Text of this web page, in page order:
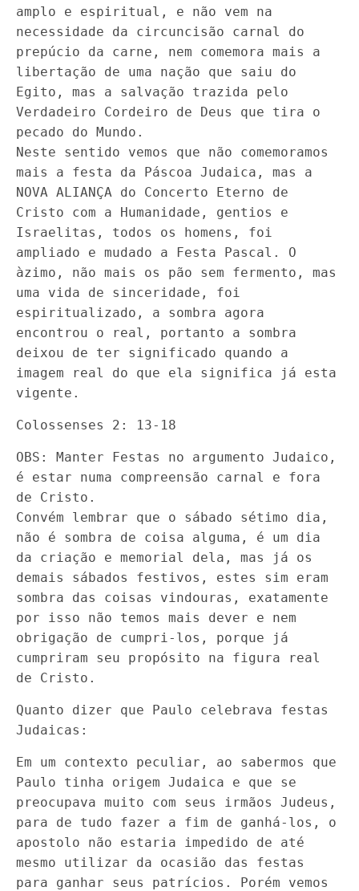
amplo e espiritual, e não vem na
necessidade da circuncisão carnal do
prepúcio da carne, nem comemora mais a
libertação de uma nação que saiu do
Egito, mas a salvação trazida pelo
Verdadeiro Cordeiro de Deus que tira o
pecado do Mundo.
Neste sentido vemos que não comemoramos
mais a festa da Páscoa Judaica, mas a
NOVA ALIANÇA do Concerto Eterno de
Cristo com a Humanidade, gentios e
Israelitas, todos os homens, foi
ampliado e mudado a Festa Pascal. O
àzimo, não mais os pão sem fermento, mas
uma vida de sinceridade, foi
espiritualizado, a sombra agora
encontrou o real, portanto a sombra
deixou de ter significado quando a
imagem real do que ela significa já esta
vigente.
Colossenses 2: 13-18
OBS: Manter Festas no argumento Judaico,
é estar numa compreensão carnal e fora
de Cristo.
Convém lembrar que o sábado sétimo dia,
não é sombra de coisa alguma, é um dia
da criação e memorial dela, mas já os
demais sábados festivos, estes sim eram
sombra das coisas vindouras, exatamente
por isso não temos mais dever e nem
obrigação de cumpri-los, porque já
cumpriram seu propósito na figura real
de Cristo.
Quanto dizer que Paulo celebrava festas
Judaicas:
Em um contexto peculiar, ao sabermos que
Paulo tinha origem Judaica e que se
preocupava muito com seus irmãos Judeus,
para de tudo fazer a fim de ganhá-los, o
apostolo não estaria impedido de até
mesmo utilizar da ocasião das festas
para ganhar seus patrícios. Porém vemos